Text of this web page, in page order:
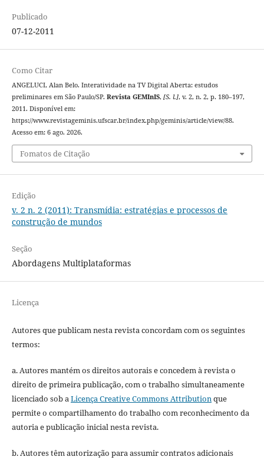
Publicado
07-12-2011
Como Citar
ANGELUCI, Alan Belo. Interatividade na TV Digital Aberta: estudos
preliminares em São Paulo/SP. Revista GEMInIS, [S. l.], v. 2, n. 2, p. 180–197,
2011. Disponível em:
https://www.revistageminis.ufscar.br/index.php/geminis/article/view/88.
Acesso em: 6 ago. 2026.
Fomatos de Citação
Edição
v. 2 n. 2 (2011): Transmídia: estratégias e processos de
construção de mundos
Seção
Abordagens Multiplataformas
Licença
Autores que publicam nesta revista concordam com os seguintes
termos:
a. Autores mantém os direitos autorais e concedem à revista o
direito de primeira publicação, com o trabalho simultaneamente
licenciado sob aLicença Creative Commons Attributionque
permite o compartilhamento do trabalho com reconhecimento da
autoria e publicação inicial nesta revista.
b. Autores têm autorização para assumir contratos adicionais